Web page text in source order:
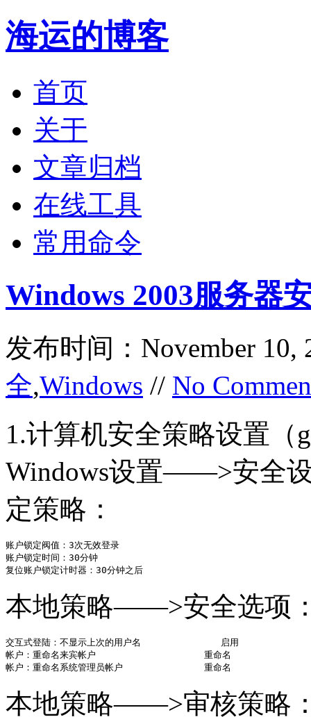
海运的博客
首页
关于
文章归档
在线工具
常用命令
Windows 2003服务器
发布时间：November 10,
全,Windows // No
1.计算机安全策略设置（
Windows设置——>安全
定策略：
账户锁定阀值：3次无效登录
账户锁定时间：30分钟
复位账户锁定计时器：30分钟之后
本地策略——>安全选项
交互式登陆：不显示上次的用户名　　　　　　　   启用
帐户：重命名来宾帐户　　　　　　　　　　　　重命名
帐户：重命名系统管理员帐户　　　　　　　　　重命名
本地策略——>审核策略